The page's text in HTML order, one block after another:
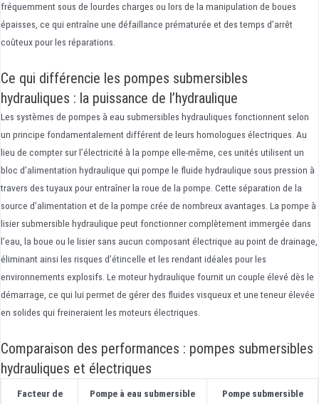
fréquemment sous de lourdes charges ou lors de la manipulation de boues
épaisses, ce qui entraîne une défaillance prématurée et des temps d’arrêt
coûteux pour les réparations.
Ce qui différencie les pompes submersibles
hydrauliques : la puissance de l’hydraulique
Les systèmes de pompes à eau submersibles hydrauliques fonctionnent selon
un principe fondamentalement différent de leurs homologues électriques. Au
lieu de compter sur l’électricité à la pompe elle-même, ces unités utilisent un
bloc d’alimentation hydraulique qui pompe le fluide hydraulique sous pression à
travers des tuyaux pour entraîner la roue de la pompe. Cette séparation de la
source d’alimentation et de la pompe crée de nombreux avantages. La pompe à
lisier submersible hydraulique peut fonctionner complètement immergée dans
l’eau, la boue ou le lisier sans aucun composant électrique au point de drainage,
éliminant ainsi les risques d’étincelle et les rendant idéales pour les
environnements explosifs. Le moteur hydraulique fournit un couple élevé dès le
démarrage, ce qui lui permet de gérer des fluides visqueux et une teneur élevée
en solides qui freineraient les moteurs électriques.
Comparaison des performances : pompes submersibles
hydrauliques et électriques
Facteur de Pompe à eau submersible Pompe submersible